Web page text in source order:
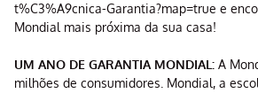
t%C3%A9cnica-Garantia?map=true e
Mondial mais próxima da sua casa!
UM ANO DE GARANTIA MONDIAL: A
milhões de consumidores. Mondial, a